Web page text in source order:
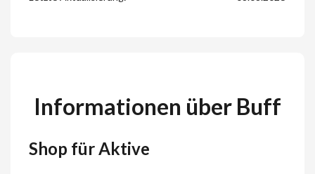
Informationen über Buff
Shop für Aktive